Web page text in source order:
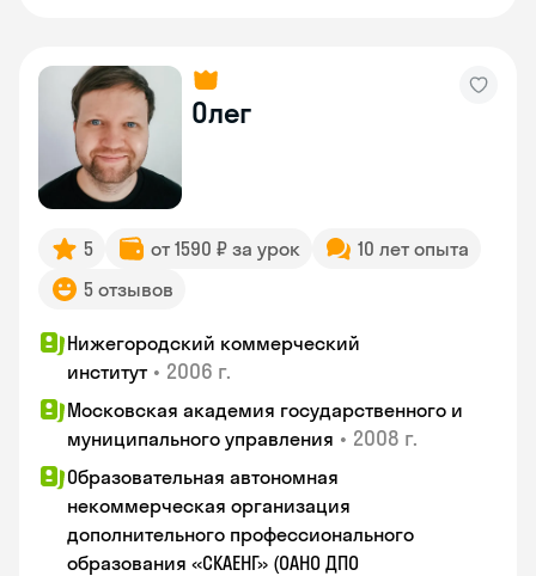
Олег
5 от 1590 ₽ за урок
10 лет опыта
5 отзывов
Нижегородский коммерческий
институт • 2006 г.
Московская академия государственного и
муниципального управления • 2008 г.
Образовательная автономная
некоммерческая организация
дополнительного профессионального
образования «СКАЕНГ» (ОАНО ДПО